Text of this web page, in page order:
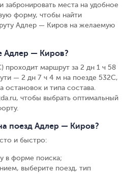
забронировать места на удобное
форму, чтобы найти
Адлер — Киров на желаемую
Адлер — Киров?
маршрут за 2 дн 1 ч 58
— 2 дн 7 ч 4 м на поезде 532С,
остановок и типа состава.
чтобы выбрать оптимальный
поезд Адлер — Киров?
и быстро:
в форме поиска;
выберите поезд, тип